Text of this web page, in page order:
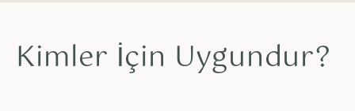
Kimler İçin Uygundur?